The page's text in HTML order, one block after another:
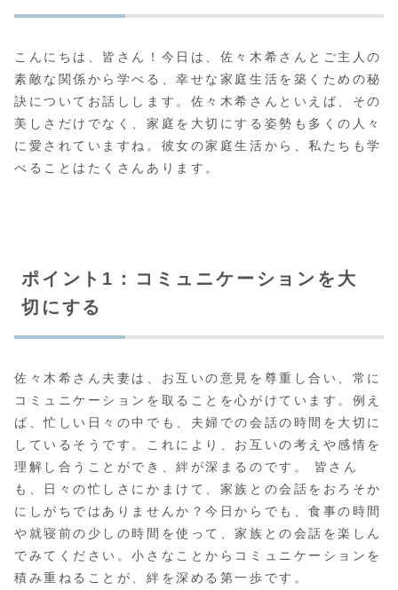
こんにちは、皆さん！今日は、佐々木希さんとご主人の
素敵な関係から学べる、幸せな家庭生活を築くための秘
訣についてお話しします。佐々木希さんといえば、その
美しさだけでなく、家庭を大切にする姿勢も多くの人々
に愛されていますね。彼女の家庭生活から、私たちも学
べることはたくさんあります。
ポイント1：コミュニケーションを大
切にする
佐々木希さん夫妻は、お互いの意見を尊重し合い、常に
コミュニケーションを取ることを心がけています。例え
ば、忙しい日々の中でも、夫婦での会話の時間を大切に
しているそうです。これにより、お互いの考えや感情を
理解し合うことができ、絆が深まるのです。 皆さん
も、日々の忙しさにかまけて、家族との会話をおろそか
にしがちではありませんか？今日からでも、食事の時間
や就寝前の少しの時間を使って、家族との会話を楽しん
でみてください。小さなことからコミュニケーションを
積み重ねることが、絆を深める第一歩です。